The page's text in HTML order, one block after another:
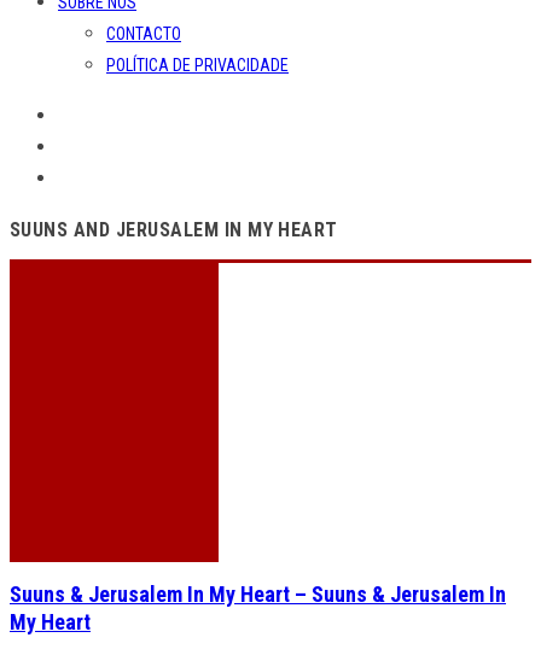
CONTACTO
POLÍTICA DE PRIVACIDADE
SUUNS AND JERUSALEM IN MY HEART
Suuns & Jerusalem In My Heart – Suuns & Jerusalem In
My Heart